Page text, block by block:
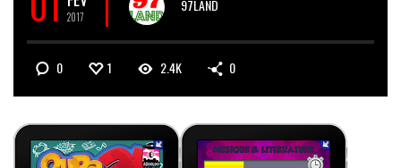
2017
97LAND
0 1 2.4K 0